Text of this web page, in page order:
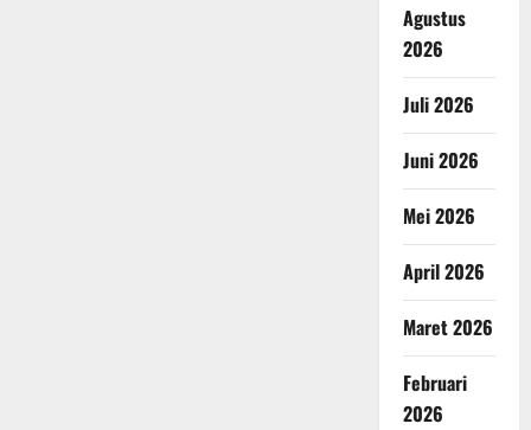
Agustus
2026
Juli 2026
Juni 2026
Mei 2026
April 2026
Maret 2026
Februari
2026